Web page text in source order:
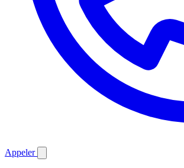
Appeler